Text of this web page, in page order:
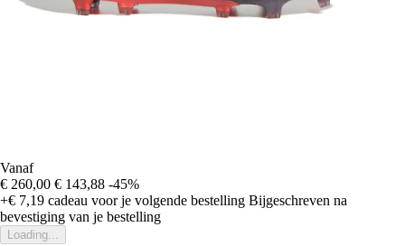
Vanaf
€ 260,00 € 143,88 -45%
+€ 7,19 cadeau voor je volgende bestelling Bijgeschreven na
bevestiging van je bestelling
Loading...